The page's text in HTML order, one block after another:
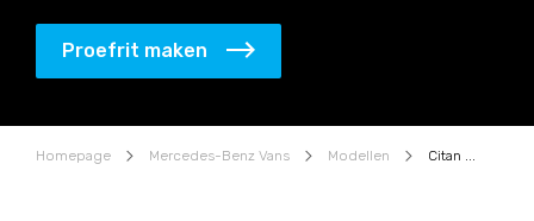
Proefrit maken
Homepage Mercedes-Benz Vans Modellen Citan Gesloten Bestelwagen